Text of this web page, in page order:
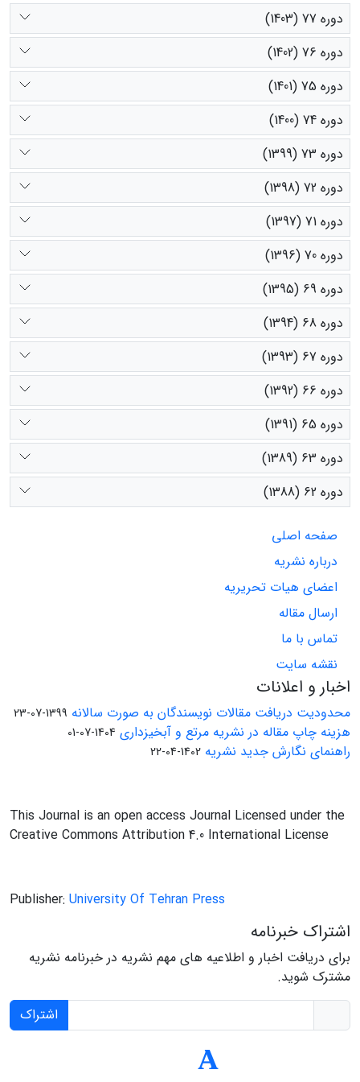
دوره 77 (1403)
دوره 76 (1402)
دوره 75 (1401)
دوره 74 (1400)
دوره 73 (1399)
دوره 72 (1398)
دوره 71 (1397)
دوره 70 (1396)
دوره 69 (1395)
دوره 68 (1394)
دوره 67 (1393)
دوره 66 (1392)
دوره 65 (1391)
دوره 63 (1389)
دوره 62 (1388)
صفحه اصلی
درباره نشریه
اعضای هیات تحریریه
ارسال مقاله
تماس با ما
نقشه سایت
اخبار و اعلانات
محدودیت دریافت مقالات نویسندگان به صورت سالانه 1399-07-23
هزینه چاپ مقاله در نشریه مرتع و آبخیزداری 1404-07-01
راهنمای نگارش جدید نشریه 1402-04-22
This Journal is an open access Journal Licensed under the
Creative Commons Attribution 4.0 International License
Publisher: University Of Tehran Press
اشتراک خبرنامه
برای دریافت اخبار و اطلاعیه های مهم نشریه در خبرنامه نشریه
مشترک شوید.
اشتراک